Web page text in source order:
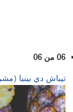
06 من 06
تيباش دي بينيا